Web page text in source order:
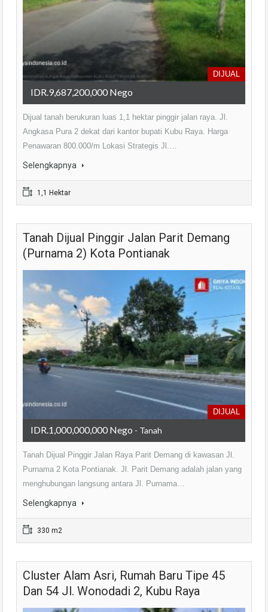
DIJUAL
IDR.9,687,200,000 Nego
Dijual tanah berukuran luas 1,1 hektar pinggir jalan raya. Jl.
Angkasa Pura 2 dekat dari kantor bupati Kubu Raya. Harga
Penawaran 800.000/m Lokasi Strategis Jl.…
Selengkapnya
1,1 Hektar
Tanah Dijual Pinggir Jalan Parit Demang
(Purnama 2) Kota Pontianak
DIJUAL
IDR.1,000,000,000 Nego - Tanah
Tanah Dijual Pinggir Jalan Raya Parit Demang di kawasan Jl.
Purnama 2 Kota Pontianak. Jl. Parit Demang adalah jalan yang
menghubungan langsung antara Jl. Purnama…
Selengkapnya
330 m2
Cluster Alam Asri, Rumah Baru Tipe 45
Dan 54 Jl. Wonodadi 2, Kubu Raya